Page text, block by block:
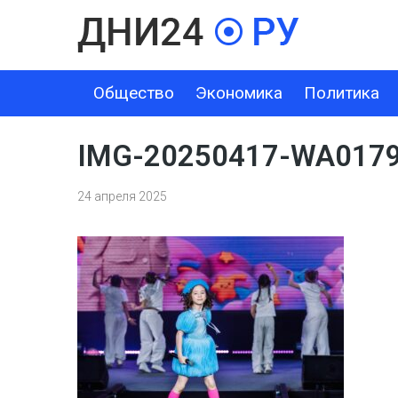
Общество Экономика Политика
ЭКОНОМИКА ПОЛИТИКА ШОУ-БИЗНЕС
IMG-20250417-
24 апреля 2025